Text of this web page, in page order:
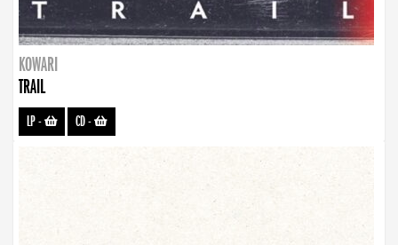
KOWARI
TRAIL
LP- CD-